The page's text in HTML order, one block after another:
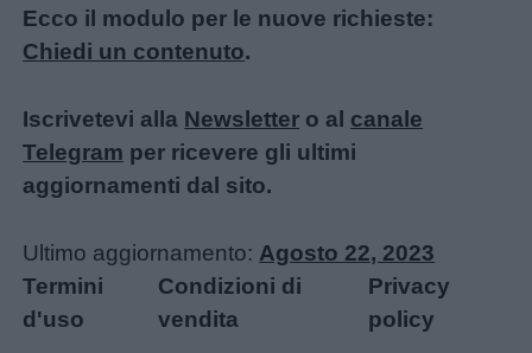
Ecco il modulo per le nuove richieste:
Chiedi un contenuto.
Iscrivetevi alla Newsletter o al canale
Telegram per ricevere gli ultimi
aggiornamenti dal sito.
Ultimo aggiornamento: Agosto 22, 2023
Termini
d'uso
Condizioni di
vendita
Privacy
policy